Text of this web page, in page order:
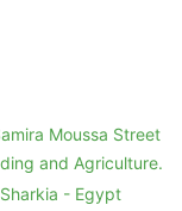
Moussa Street
and Agriculture.
- Egypt